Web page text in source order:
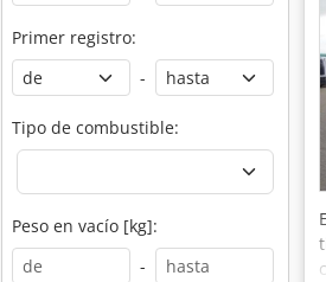
Primer registro:
-
Tipo de combustible:
Peso en vacío [kg]:
-